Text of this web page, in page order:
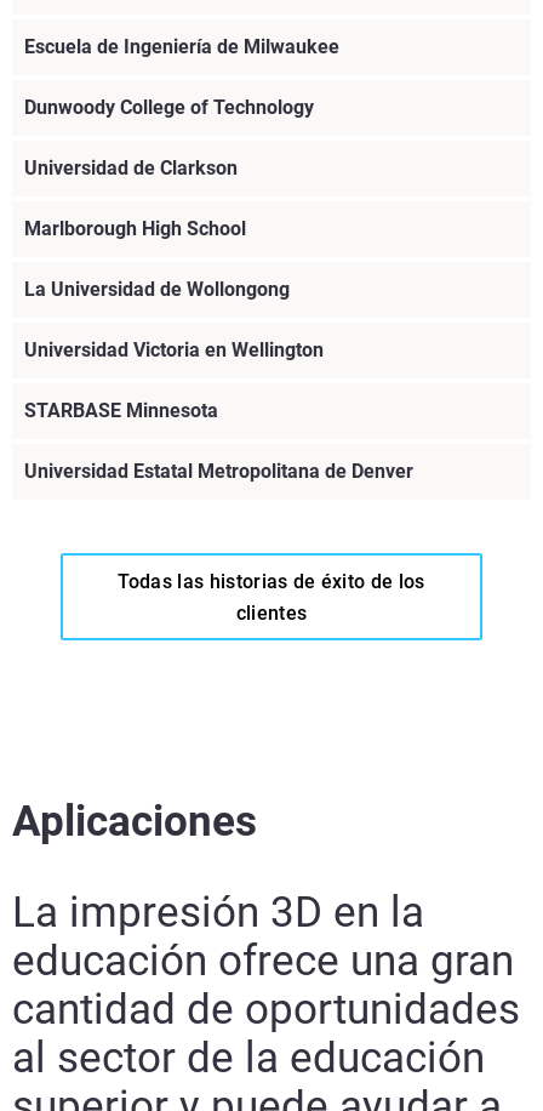
Descargar PDF
Escuela de Ingeniería de Milwaukee
Dunwoody College of Technology
Universidad de Clarkson
Marlborough High School
La Universidad de Wollongong
Obtenga más información
Universidad Victoria en Wellington
Obtenga más información
STARBASE Minnesota
Universidad Estatal Metropolitana de Denver
Todas las historias de éxito de los
clientes
Aplicaciones
La impresión 3D en la
educación ofrece una gran
cantidad de oportunidades
al sector de la educación